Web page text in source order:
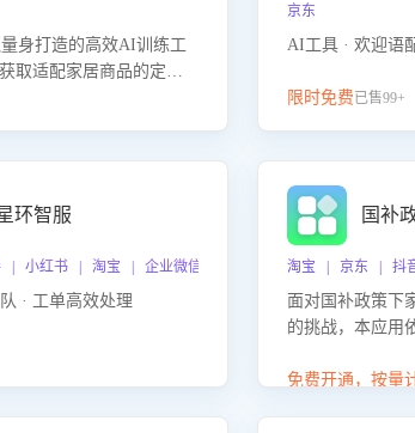
身打造的高效AI训练工
取适配家居商品的定制
数咨询等高频场景下的
京东
AI工具 · 欢迎语
限时免费已售99+
环智服
小红书 | 淘宝 | 企业微信
· 工单高效处理
国补
淘宝 | 京东 | 抖
面对国补政策下
的挑战，本应用
政策的关注焦点
免费开通，按量